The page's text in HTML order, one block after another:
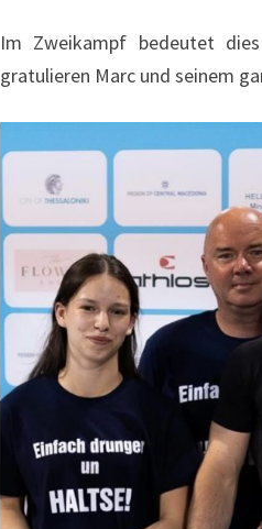
Im Zweikampf bedeutet
gratulieren Marc und seinem